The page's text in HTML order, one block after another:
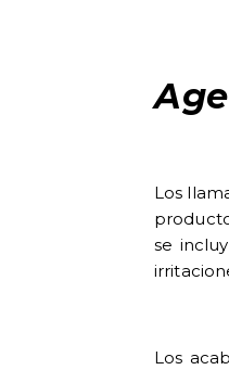
Los
se
Los